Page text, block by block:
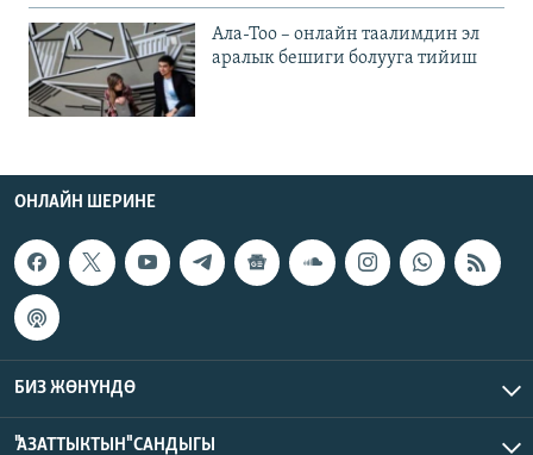
Ала-Тоо – онлайн таалимдин эл
аралык бешиги болууга тийиш
ОНЛАЙН ШЕРИНЕ
БИЗ ЖӨНҮНДӨ
"АЗАТТЫКТЫН" САНДЫГЫ